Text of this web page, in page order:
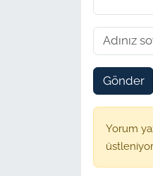
Gönder
Yorum